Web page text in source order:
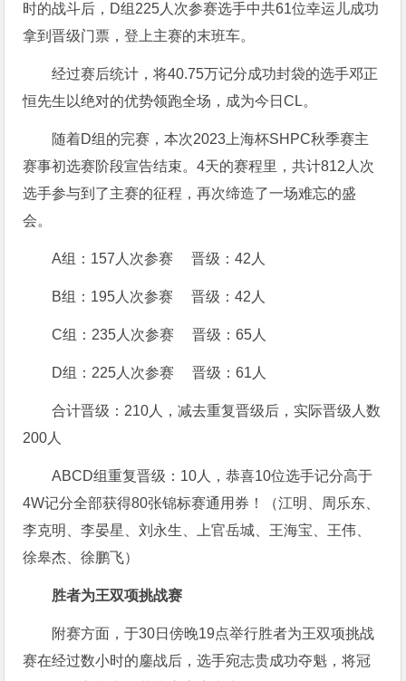
时的战斗后，D组225人次参赛选手中共61位幸运儿成功
拿到晋级门票，登上主赛的末班车。
经过赛后统计，将40.75万记分成功封袋的选手邓正
恒先生以绝对的优势领跑全场，成为今日CL。
随着D组的完赛，本次2023上海杯SHPC秋季赛主
赛事初选赛阶段宣告结束。4天的赛程里，共计812人次
选手参与到了主赛的征程，再次缔造了一场难忘的盛
会。
A组：157人次参赛 晋级：42人
B组：195人次参赛 晋级：42人
C组：235人次参赛 晋级：65人
D组：225人次参赛 晋级：61人
合计晋级：210人，减去重复晋级后，实际晋级人数
200人
ABCD组重复晋级：10人，恭喜10位选手记分高于
4W记分全部获得80张锦标赛通用券！（江明、周乐东、
李克明、李晏星、刘永生、上官岳城、王海宝、王伟、
徐皋杰、徐鹏飞）
胜者为王双项挑战赛
附赛方面，于30日傍晚19点举行胜者为王双项挑战
赛在经过数小时的鏖战后，选手宛志贵成功夺魁，将冠